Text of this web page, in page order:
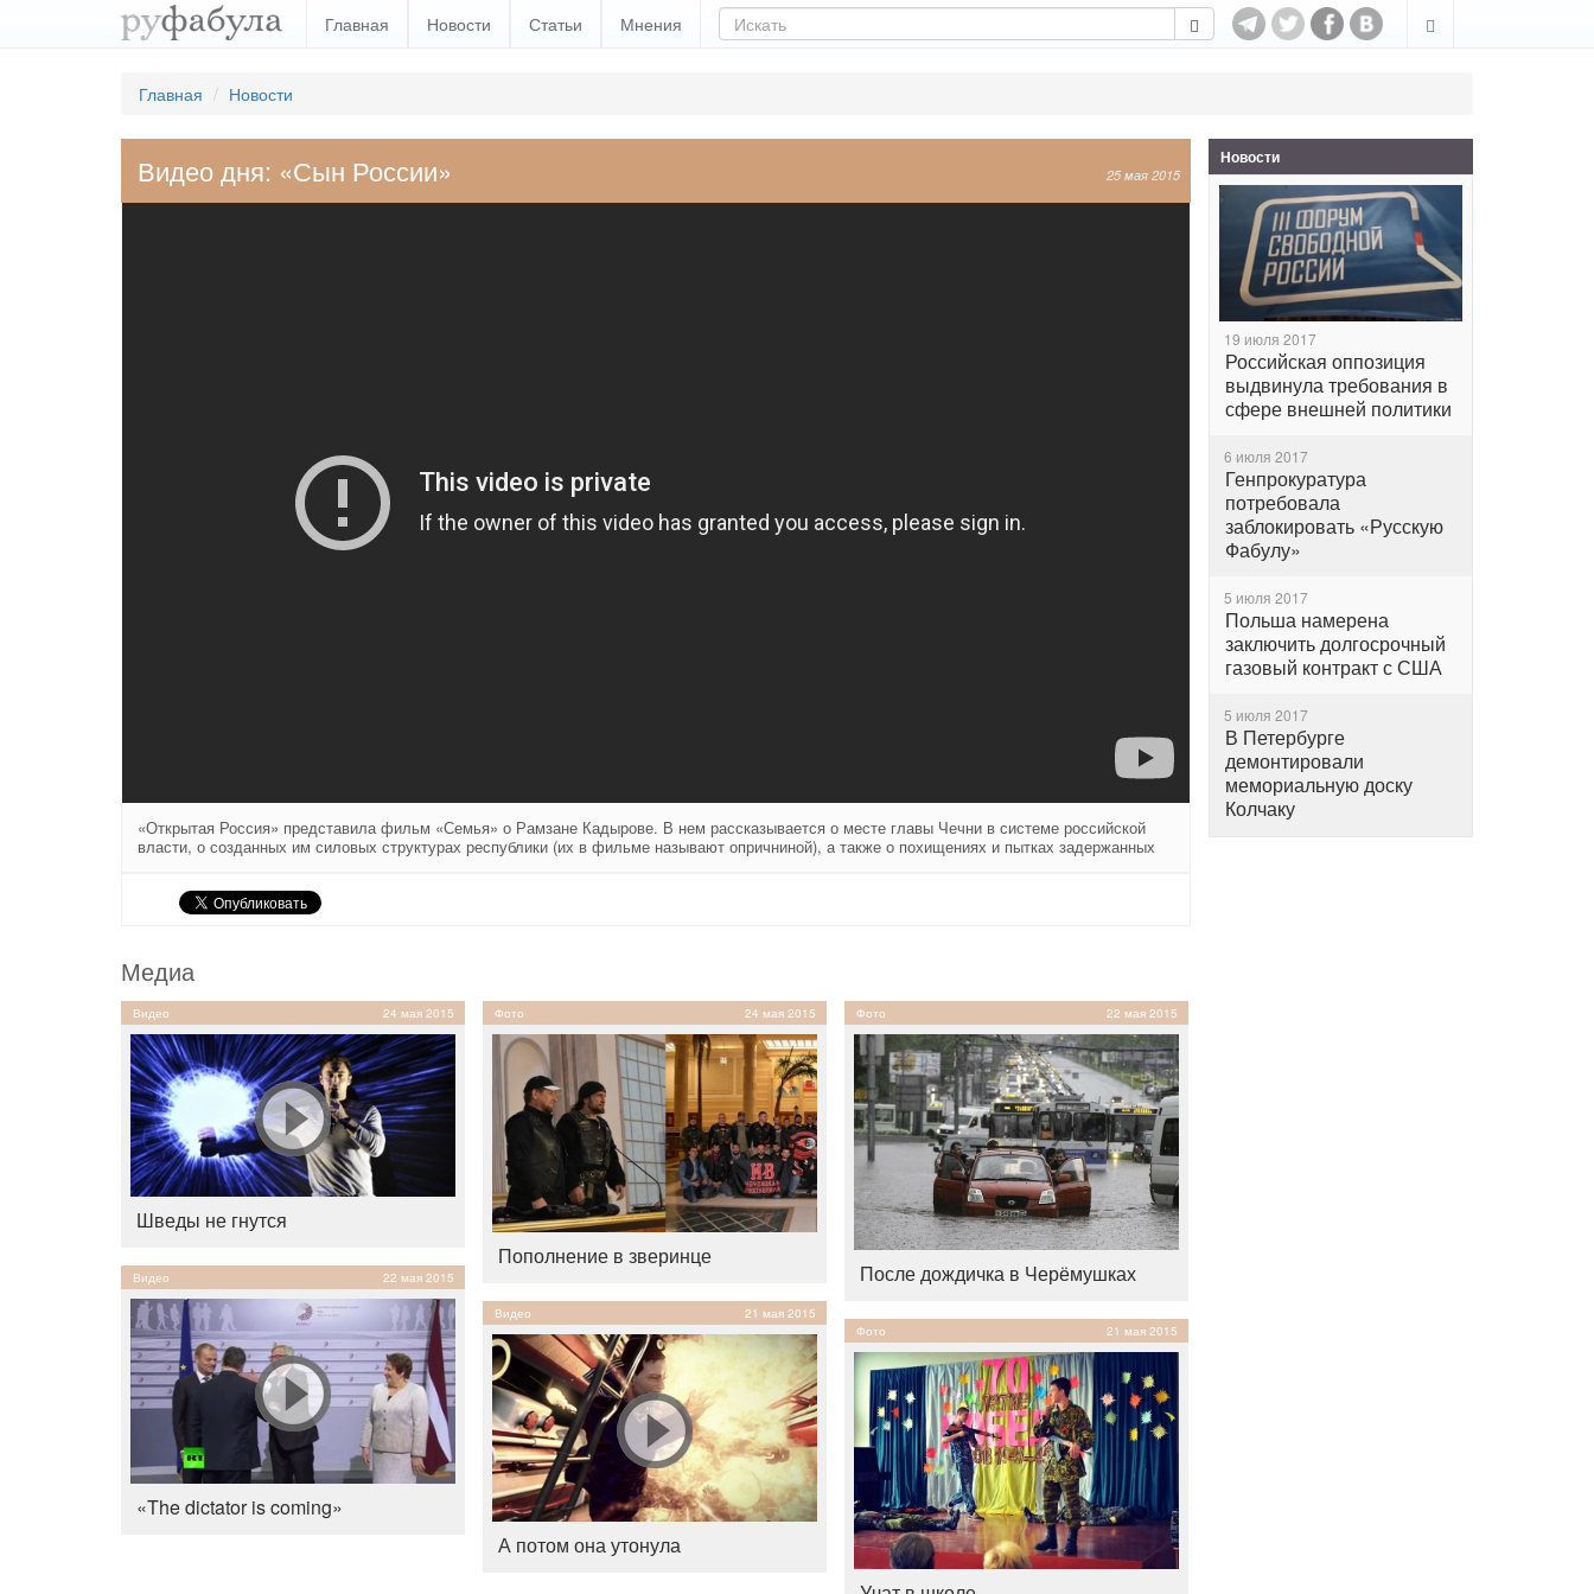
Главная Новости Статьи Мнения
Главная Новости
25 мая 2015
Видео дня: «Сын России»
«Открытая Россия» представила фильм «Семья» о Рамзане Кадырове. В нем рассказывается о месте главы Чечни в системе российской
власти, о созданных им силовых структурах республики (их в фильме называют опричниной), а также о похищениях и пытках задержанных
Новости
19 июля 2017
Российская оппозиция
выдвинула требования в
сфере внешней политики
6 июля 2017
Генпрокуратура
потребовала
заблокировать «Русскую
Фабулу»
5 июля 2017
Польша намерена
заключить долгосрочный
газовый контракт с США
5 июля 2017
В Петербурге
демонтировали
мемориальную доску
Колчаку
Медиа
Видео 24 мая 2015
Шведы не гнутся
Видео 22 мая 2015
«The dictator is coming»
Фото 24 мая 2015
Пополнение в зверинце
Видео 21 мая 2015
А потом она утонула
Фото 22 мая 2015
После дождичка в Черёмушках
Фото 21 мая 2015